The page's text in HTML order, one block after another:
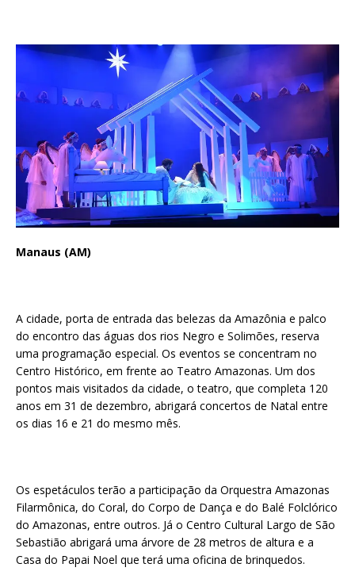
Manaus (AM)
A cidade, porta de entrada das belezas da Amazônia e palco
do encontro das águas dos rios Negro e Solimões, reserva
uma programação especial. Os eventos se concentram no
Centro Histórico, em frente ao Teatro Amazonas. Um dos
pontos mais visitados da cidade, o teatro, que completa 120
anos em 31 de dezembro, abrigará concertos de Natal entre
os dias 16 e 21 do mesmo mês.
Os espetáculos terão a participação da Orquestra Amazonas
Filarmônica, do Coral, do Corpo de Dança e do Balé Folclórico
do Amazonas, entre outros. Já o Centro Cultural Largo de São
Sebastião abrigará uma árvore de 28 metros de altura e a
Casa do Papai Noel que terá uma oficina de brinquedos.